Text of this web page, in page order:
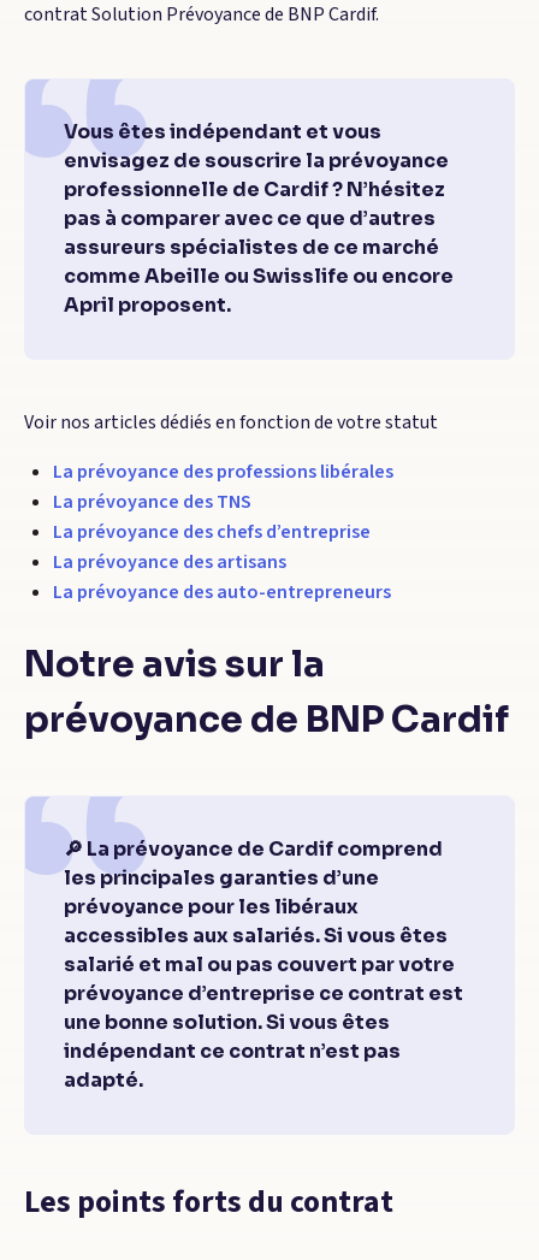
contrat Solution Prévoyance de BNP Cardif.
Vous êtes indépendant et vous
envisagez de souscrire la prévoyance
professionnelle de Cardif ? N’hésitez
pas à comparer avec ce que d’autres
assureurs spécialistes de ce marché
comme Abeille ou Swisslife ou encore
April proposent.
Voir nos articles dédiés en fonction de votre statut
La prévoyance des professions libérales
La prévoyance des TNS
La prévoyance des chefs d’entreprise
La prévoyance des artisans
La prévoyance des auto-entrepreneurs
Notre avis sur la
prévoyance de BNP Cardif
🔎 La prévoyance de Cardif comprend
les principales garanties d’une
prévoyance pour les libéraux
accessibles aux salariés. Si vous êtes
salarié et mal ou pas couvert par votre
prévoyance d’entreprise ce contrat est
une bonne solution. Si vous êtes
indépendant ce contrat n’est pas
adapté.
Les points forts du contrat